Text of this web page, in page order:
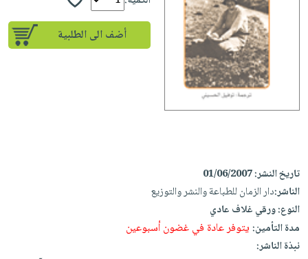
إختياراتنا
كتب
أكاديمية
صندوق
القراءة
English
iKitab
حدود
أسئلة
على
Android
تحميل
iKitab
على
أسئلة
يتكرر
طرحها
تحميل
masmu3
على
Apple
المواضيع
الأكثر
مبيعاً
إختياراتنا
وسائل
جوائز
تعليمية
والعناية
الشخصية
العناية
الشخصية
العناية
وتصفيف
الشعر
والسفرة
جديد
الكل
أوانيمتجر
أضف الى الطلبية
تاريخ النشر:01/06/2007
الناشر:دار الزمان للطباعة والنشر والتوزيع
النوع:ورقي غلاف عادي
مدة التأمين:يتوفر عادة في غضون أسبوعين
نبذة الناشر: